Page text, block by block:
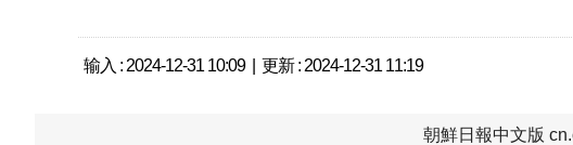
输入 : 2024-12-31 10:09 | 更新 : 2024-12-31 11:19
朝鮮日報中文版